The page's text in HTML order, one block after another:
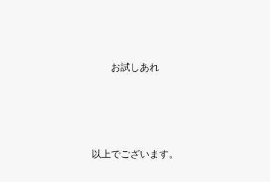
お試しあれ
以上でございます。